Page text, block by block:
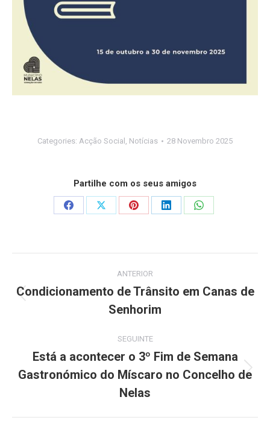
Categories: Acção Social Notícias 28 Novembro 2025
Partilhe com os seus amigos
Share
Share
Share
Share
Share
navigation
ANTERIOR
post:
Condicionamento de Trânsito em Canas de
Senhorim
SEGUINTE
Next
post:
Está a acontecer o 3º Fim de Semana
Gastronómico do Míscaro no Concelho de
Nelas